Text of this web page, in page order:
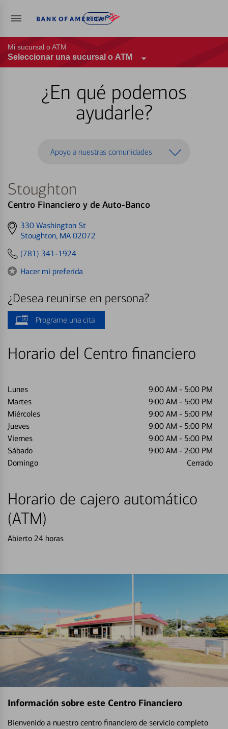
Entrar
Mi sucursal o ATM
Seleccionar una sucursal o ATM
¿En qué podemos
ayudarle?
Apoyo a nuestras comunidades
Stoughton
Centro Financiero y de Auto-Banco
Get
directions
330 Washington St
Stoughton, MA 02072
(781) 341-1924
Hacer mi preferida
¿Desea reunirse en persona?
Programe una cita
Horario del Centro financiero
Lunes 9:00 AM - 5:00 PM
Martes
9:00 AM - 5:00 PM
Miércoles
9:00 AM - 5:00 PM
Jueves
9:00 AM - 5:00 PM
Viernes
9:00 AM - 5:00 PM
Sábado
9:00 AM - 2:00 PM
Domingo
Cerrado
Horario de cajero automático
(ATM)
Abierto 24 horas
Información sobre este Centro Financiero
Bienvenido a nuestro centro financiero de servicio completo